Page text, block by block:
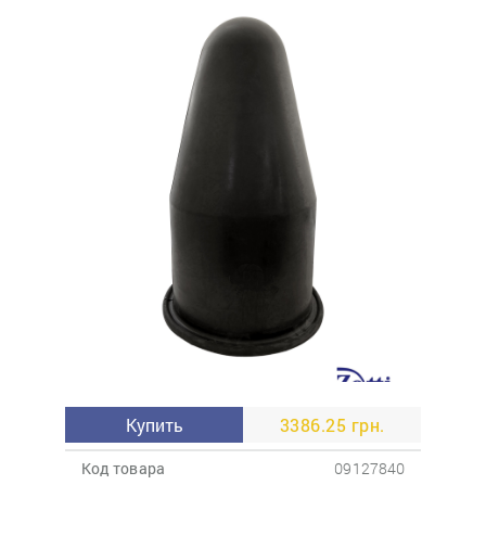
Купить 3386.25 грн.
Код товара 09127840